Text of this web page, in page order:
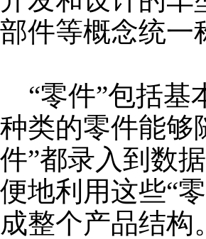
部件等概念统一
“零件”包括基
种类的零件能够
件”都录入到数
便地利用这些“
成整个产品结构。